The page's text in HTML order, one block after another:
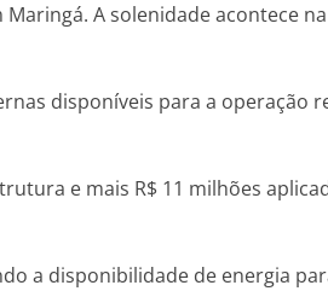
A solenidade acontece na
disponíveis para a operação
e mais R$ 11 milhões
a disponibilidade de energia